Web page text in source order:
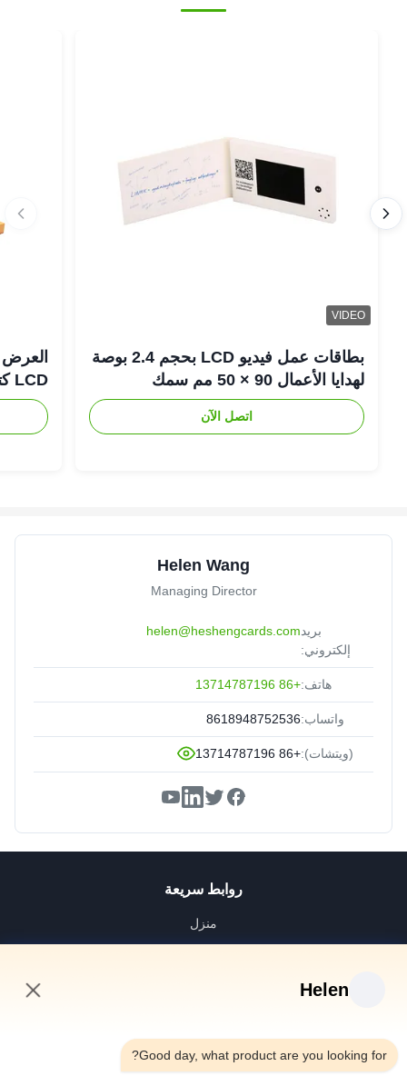
VIDEO
بطاقات عمل فيديو LCD بحجم 2.4 بوصة
لهدايا الأعمال 90 × 50 مم سمك
اتصل الآن
LCD كتيب تقويم مكتب
Helen Wang
Managing Director
بريد
إلكتروني:
helen@heshengcards.com
هاتف:+86 13714787196
واتساب:8618948752536
(ويتشات):+86 13714787196
روابط سريعة
منزل
جولة في المعمل
رقابة جودة
Helen
Good day, what product are you looking for?